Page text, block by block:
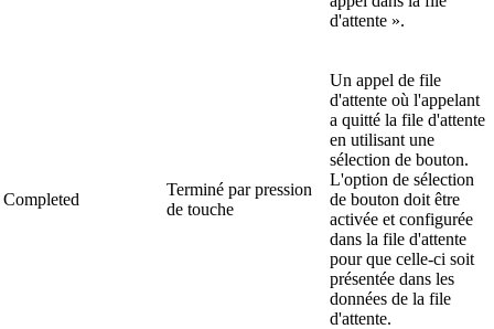
d'attente ».
Completed
Terminé par pression
de touche
Un appel de file
d'attente où l'appelant
a quitté la file d'attente
en utilisant une
sélection de bouton.
L'option de sélection
de bouton doit être
activée et configurée
dans la file d'attente
pour que celle-ci soit
présentée dans les
données de la file
d'attente.